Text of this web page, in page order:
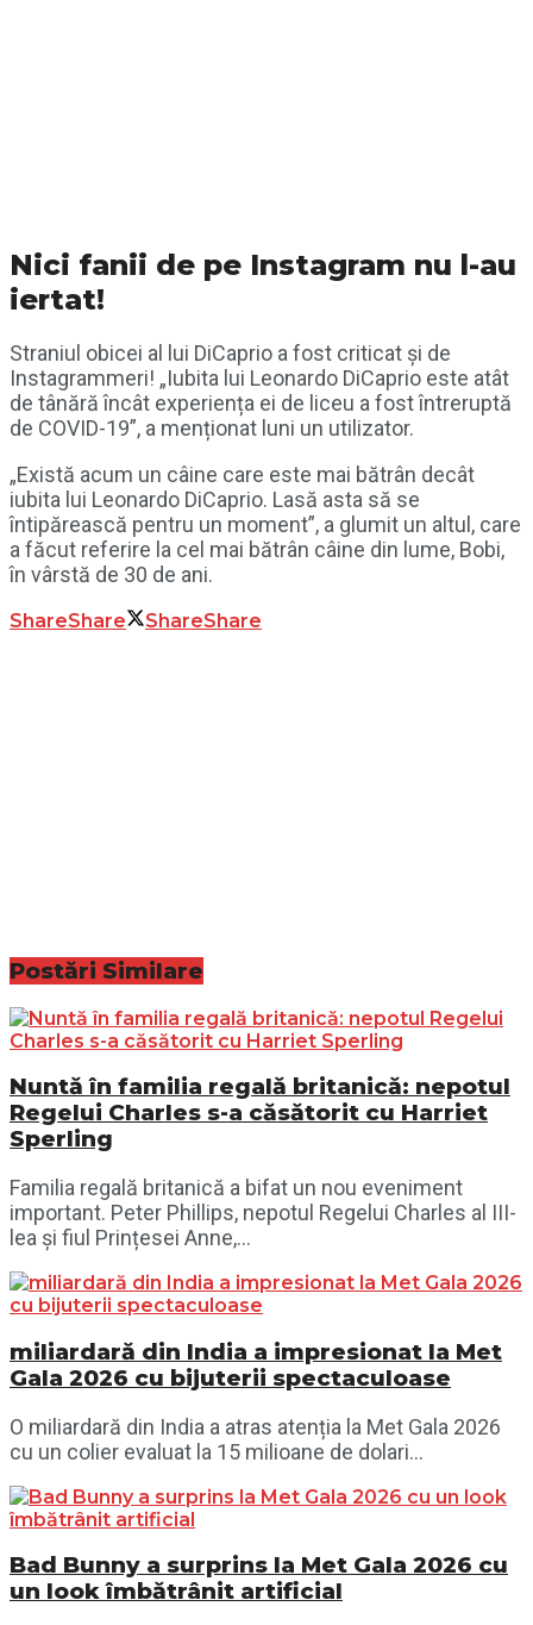
Nici fanii de pe Instagram nu l-au
iertat!
Straniul obicei al lui DiCaprio a fost criticat și de
Instagrammeri! „Iubita lui Leonardo DiCaprio este atât
de tânără încât experiența ei de liceu a fost întreruptă
de COVID-19”, a menționat luni un utilizator.
„Există acum un câine care este mai bătrân decât
iubita lui Leonardo DiCaprio. Lasă asta să se
întipărească pentru un moment”, a glumit un altul, care
a făcut referire la cel mai bătrân câine din lume, Bobi,
în vârstă de 30 de ani.
ShareShare ShareShare
Postări Similare
Nuntă în familia regală britanică: nepotul
Regelui Charles s-a căsătorit cu Harriet
Sperling
Familia regală britanică a bifat un nou eveniment
important. Peter Phillips, nepotul Regelui Charles al III-
lea și fiul Prințesei Anne,...
miliardară din India a impresionat la Met
Gala 2026 cu bijuterii spectaculoase
O miliardară din India a atras atenția la Met Gala 2026
cu un colier evaluat la 15 milioane de dolari...
Bad Bunny a surprins la Met Gala 2026 cu
un look îmbătrânit artificial